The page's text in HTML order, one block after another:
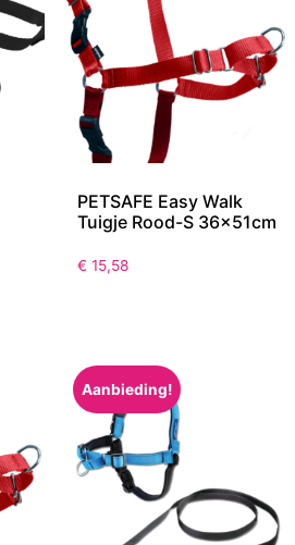
PETSAFE Easy Walk
Tuigje Rood-S 36x51cm
€ 15,58
Aanbieding!